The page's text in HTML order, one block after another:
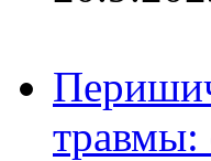
травмы: